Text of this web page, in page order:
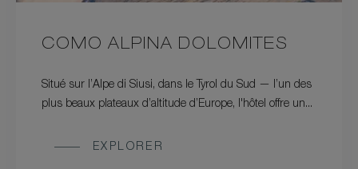
COMO ALPINA DOLOMITES
Situé sur l’Alpe di Siusi, dans le Tyrol du Sud — l’un des
plus beaux plateaux d’altitude d’Europe, l'hôtel offre un...
EXPLORER